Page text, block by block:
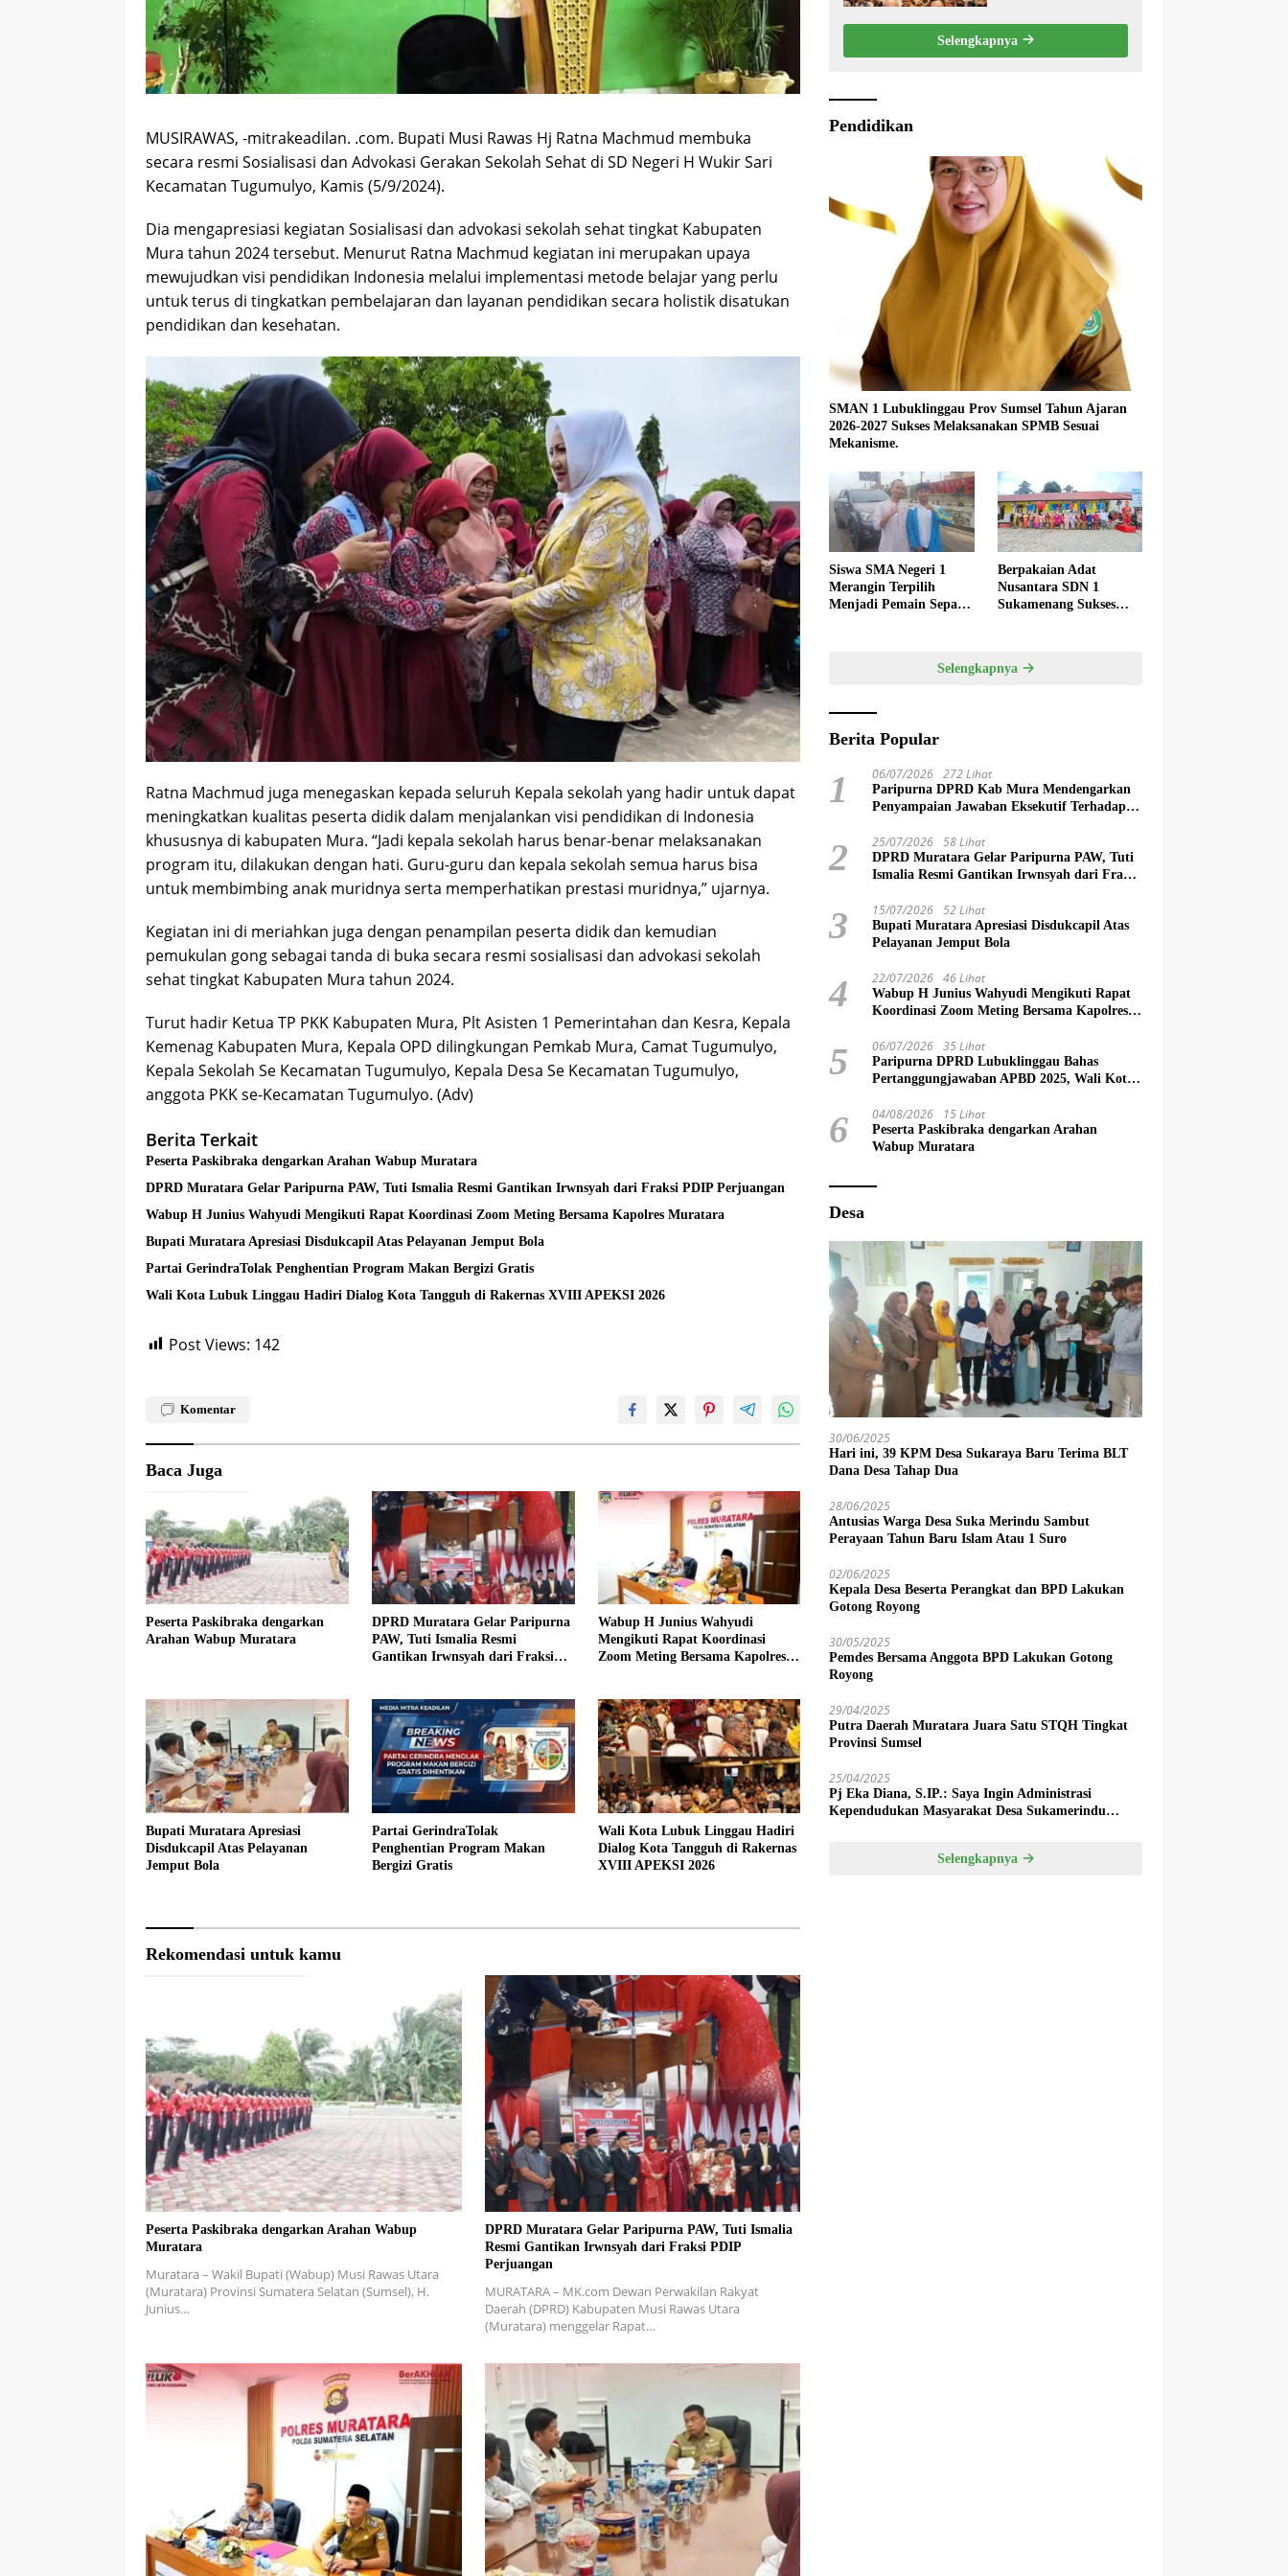
MUSIRAWAS, -mitrakeadilan. .com. Bupati Musi Rawas Hj Ratna Machmud membuka
secara resmi Sosialisasi dan Advokasi Gerakan Sekolah Sehat di SD Negeri H Wukir Sari
Kecamatan Tugumulyo, Kamis (5/9/2024).
Dia mengapresiasi kegiatan Sosialisasi dan advokasi sekolah sehat tingkat Kabupaten
Mura tahun 2024 tersebut. Menurut Ratna Machmud kegiatan ini merupakan upaya
mewujudkan visi pendidikan Indonesia melalui implementasi metode belajar yang perlu
untuk terus di tingkatkan pembelajaran dan layanan pendidikan secara holistik disatukan
pendidikan dan kesehatan.
Ratna Machmud juga menegaskan kepada seluruh Kepala sekolah yang hadir untuk dapat
meningkatkan kualitas peserta didik dalam menjalankan visi pendidikan di Indonesia
khususnya di kabupaten Mura. “Jadi kepala sekolah harus benar-benar melaksanakan
program itu, dilakukan dengan hati. Guru-guru dan kepala sekolah semua harus bisa
untuk membimbing anak muridnya serta memperhatikan prestasi muridnya,” ujarnya.
Kegiatan ini di meriahkan juga dengan penampilan peserta didik dan kemudian
pemukulan gong sebagai tanda di buka secara resmi sosialisasi dan advokasi sekolah
sehat tingkat Kabupaten Mura tahun 2024.
Turut hadir Ketua TP PKK Kabupaten Mura, Plt Asisten 1 Pemerintahan dan Kesra, Kepala
Kemenag Kabupaten Mura, Kepala OPD dilingkungan Pemkab Mura, Camat Tugumulyo,
Kepala Sekolah Se Kecamatan Tugumulyo, Kepala Desa Se Kecamatan Tugumulyo,
anggota PKK se-Kecamatan Tugumulyo. (Adv)
Berita Terkait
Peserta Paskibraka dengarkan Arahan Wabup Muratara
DPRD Muratara Gelar Paripurna PAW, Tuti Ismalia Resmi Gantikan Irwnsyah dari Fraksi PDIP Perjuangan
Wabup H Junius Wahyudi Mengikuti Rapat Koordinasi Zoom Meting Bersama Kapolres Muratara
Bupati Muratara Apresiasi Disdukcapil Atas Pelayanan Jemput Bola
Partai GerindraTolak Penghentian Program Makan Bergizi Gratis
Wali Kota Lubuk Linggau Hadiri Dialog Kota Tangguh di Rakernas XVIII APEKSI 2026
Post Views: 142
Komentar
Baca Juga
Peserta Paskibraka dengarkan
Arahan Wabup Muratara
DPRD Muratara Gelar Paripurna
PAW, Tuti Ismalia Resmi
Gantikan Irwnsyah dari Fraksi
Wabup H Junius Wahyudi
Mengikuti Rapat Koordinasi
Zoom Meting Bersama Kapolres
Bupati Muratara Apresiasi
Disdukcapil Atas Pelayanan
Jemput Bola
Partai GerindraTolak
Penghentian Program Makan
Bergizi Gratis
Wali Kota Lubuk Linggau Hadiri
Dialog Kota Tangguh di Rakernas
XVIII APEKSI 2026
Rekomendasi untuk kamu
Peserta Paskibraka dengarkan Arahan Wabup
Muratara
Muratara – Wakil Bupati (Wabup) Musi Rawas Utara
(Muratara) Provinsi Sumatera Selatan (Sumsel), H.
Junius…
DPRD Muratara Gelar Paripurna PAW, Tuti Ismalia
Resmi Gantikan Irwnsyah dari Fraksi PDIP
Perjuangan
MURATARA – MK.com Dewan Perwakilan Rakyat
Daerah (DPRD) Kabupaten Musi Rawas Utara
(Muratara) menggelar Rapat…
APEKSI 2026
Selengkapnya
Pendidikan
SMAN 1 Lubuklinggau Prov Sumsel Tahun Ajaran
2026-2027 Sukses Melaksanakan SPMB Sesuai
Mekanisme.
Siswa SMA Negeri 1
Merangin Terpilih
Menjadi Pemain Sepak
Berpakaian Adat
Nusantara SDN 1
Sukamenang Sukses
Selengkapnya
Berita Popular
1 06/07/2026 272 Lihat
Paripurna DPRD Kab Mura Mendengarkan
Penyampaian Jawaban Eksekutif Terhadap
Kabupaten Musi Rawas Tahun Anggaran
2025.
2 25/07/2026 58 Lihat
DPRD Muratara Gelar Paripurna PAW, Tuti
Ismalia Resmi Gantikan Irwnsyah dari Fraksi
3 15/07/2026 52 Lihat
Bupati Muratara Apresiasi Disdukcapil Atas
Pelayanan Jemput Bola
4 22/07/2026 46 Lihat
Wabup H Junius Wahyudi Mengikuti Rapat
Koordinasi Zoom Meting Bersama Kapolres
5 06/07/2026 35 Lihat
Paripurna DPRD Lubuklinggau Bahas
Pertanggungjawaban APBD 2025, Wali Kota
6 04/08/2026 15 Lihat
Peserta Paskibraka dengarkan Arahan
Wabup Muratara
Desa
30/06/2025
Hari ini, 39 KPM Desa Sukaraya Baru Terima BLT
Dana Desa Tahap Dua
28/06/2025
Antusias Warga Desa Suka Merindu Sambut
Perayaan Tahun Baru Islam Atau 1 Suro
02/06/2025
Kepala Desa Beserta Perangkat dan BPD Lakukan
Gotong Royong
30/05/2025
Pemdes Bersama Anggota BPD Lakukan Gotong
Royong
29/04/2025
Putra Daerah Muratara Juara Satu STQH Tingkat
Provinsi Sumsel
25/04/2025
Pj Eka Diana, S.IP.: Saya Ingin Administrasi
Kependudukan Masyarakat Desa Sukamerindu
Selengkapnya